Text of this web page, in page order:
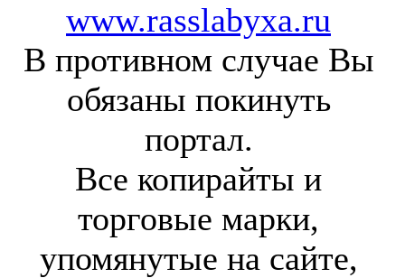
www.rasslabyxa.ru
В противном случае Вы
обязаны покинуть
портал.
Все копирайты и
торговые марки,
упомянутые на сайте,